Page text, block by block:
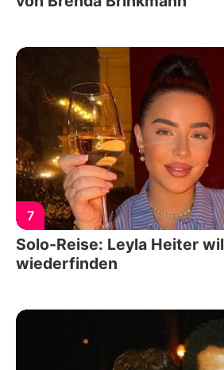
7
Solo-Reise: Leyla Heiter
wiederfinden